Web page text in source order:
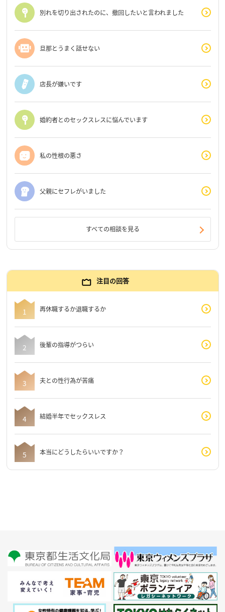
別れを切り出されたのに、撤回したいと言われました
旦那とうまく話せない
店長が嫌いです
婚約者とのセックスレスに悩んでいます
私の性根の悪さ
父親にセフレがいました
すべての相談を見る
注目の回答
再休職するか退職するか
後輩の指導がつらい
夫との性行為が苦痛
結婚半年でセックスレス
本当にどうしたらいいですか？